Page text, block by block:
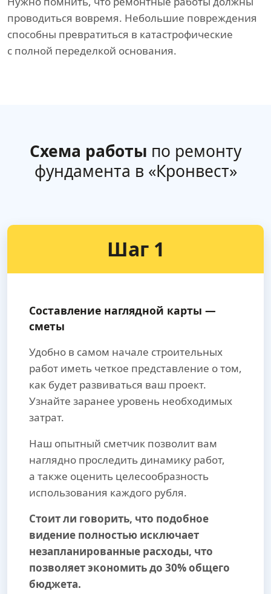
проводиться вовремя. Небольшие повреждения
способны превратиться в катастрофические
с полной переделкой основания.
Схема работы по ремонту
фундамента в «Кронвест»
Шаг 1
Составление наглядной карты —
сметы
Удобно в самом начале строительных
работ иметь четкое представление о том,
как будет развиваться ваш проект.
Узнайте заранее уровень необходимых
затрат.
Наш опытный сметчик позволит вам
наглядно проследить динамику работ,
а также оценить целесообразность
использования каждого рубля.
Стоит ли говорить, что подобное
видение полностью исключает
незапланированные расходы, что
позволяет экономить до 30% общего
бюджета.